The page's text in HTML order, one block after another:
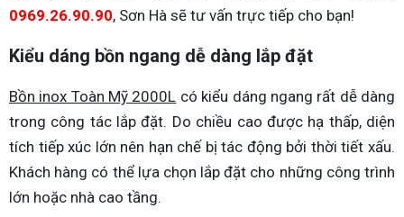
0969.26.90.90, Sơn Hà sẽ tư vấn trực tiếp cho bạn!
Kiểu dáng bồn ngang dễ dàng lắp đặt
Bồn inox Toàn Mỹ 2000L có kiểu dáng ngang rất dễ dàng
trong công tác lắp đặt. Do chiều cao được hạ thấp, diện
tích tiếp xúc lớn nên hạn chế bị tác động bởi thời tiết xấu.
Khách hàng có thể lựa chọn lắp đặt cho những công trình
lớn hoặc nhà cao tầng.